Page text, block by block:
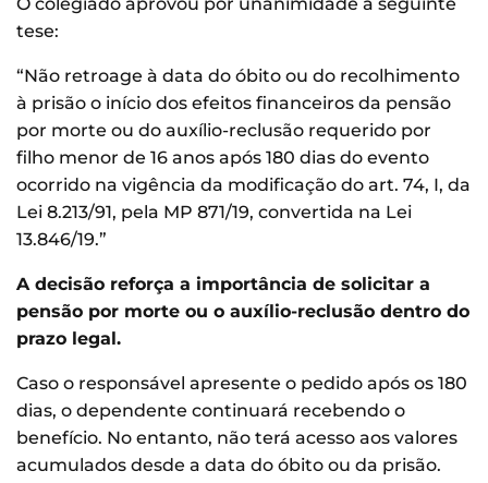
tese:
“Não retroage à data do óbito ou do recolhimento
à prisão o início dos efeitos financeiros da pensão
por morte ou do auxílio-reclusão requerido por
filho menor de 16 anos após 180 dias do evento
ocorrido na vigência da modificação do art. 74, I, da
Lei 8.213/91, pela MP 871/19, convertida na Lei
13.846/19.”
A decisão reforça a importância de solicitar a
pensão por morte ou o auxílio-reclusão dentro do
prazo legal.
Caso o responsável apresente o pedido após os 180
dias, o dependente continuará recebendo o
benefício. No entanto, não terá acesso aos valores
acumulados desde a data do óbito ou da prisão.